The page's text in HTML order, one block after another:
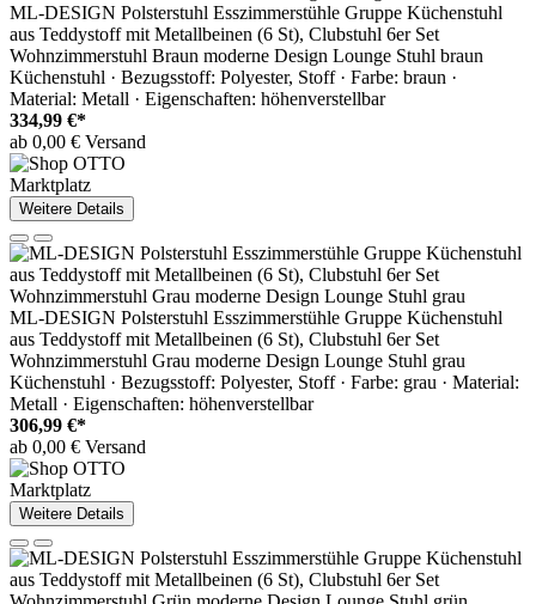
ML-DESIGN Polsterstuhl Esszimmerstühle Gruppe Küchenstuhl
aus Teddystoff mit Metallbeinen (6 St), Clubstuhl 6er Set
Wohnzimmerstuhl Braun moderne Design Lounge Stuhl braun
Küchenstuhl · Bezugsstoff: Polyester, Stoff · Farbe: braun ·
Material: Metall · Eigenschaften: höhenverstellbar
334,99 €*
ab 0,00 € Versand
Marktplatz
Weitere Details
ML-DESIGN Polsterstuhl Esszimmerstühle Gruppe Küchenstuhl
aus Teddystoff mit Metallbeinen (6 St), Clubstuhl 6er Set
Wohnzimmerstuhl Grau moderne Design Lounge Stuhl grau
Küchenstuhl · Bezugsstoff: Polyester, Stoff · Farbe: grau · Material:
Metall · Eigenschaften: höhenverstellbar
306,99 €*
ab 0,00 € Versand
Marktplatz
Weitere Details